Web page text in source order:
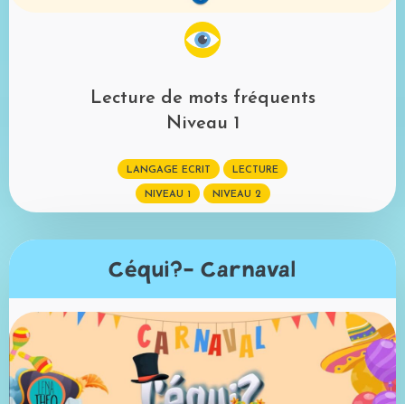
Lecture de mots fréquents
Niveau 1
LANGAGE ECRIT LECTURE
NIVEAU 1 NIVEAU 2
Céqui?- Carnaval